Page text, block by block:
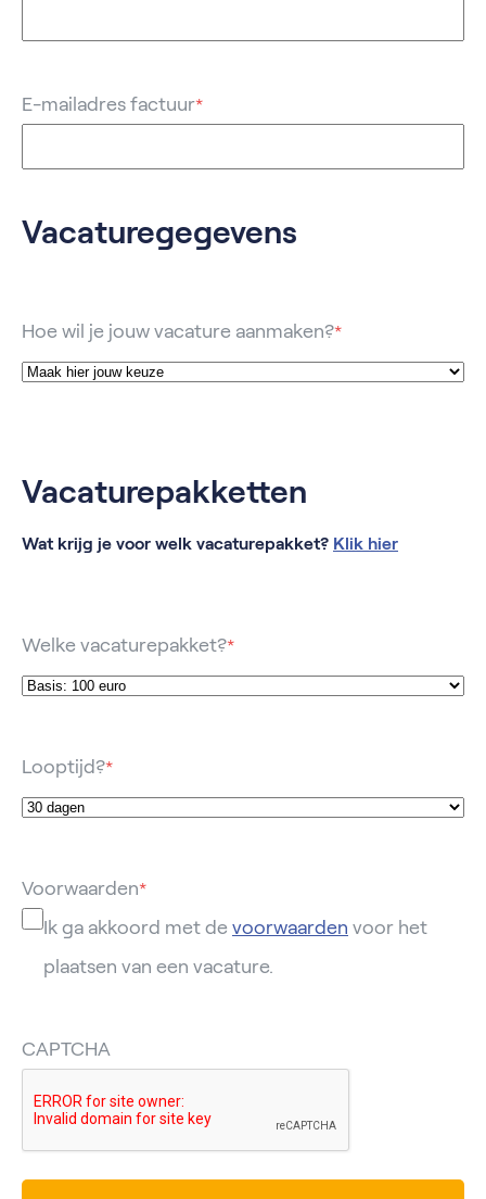
E-mailadres factuur*
Vacaturegegevens
Hoe wil je jouw vacature aanmaken?*
Vacaturepakketten
Wat krijg je voor welk vacaturepakket? Klik hier
Welke vacaturepakket?*
Looptijd?*
Voorwaarden*
Ik ga akkoord met de voorwaarden voor het
plaatsen van een vacature.
CAPTCHA